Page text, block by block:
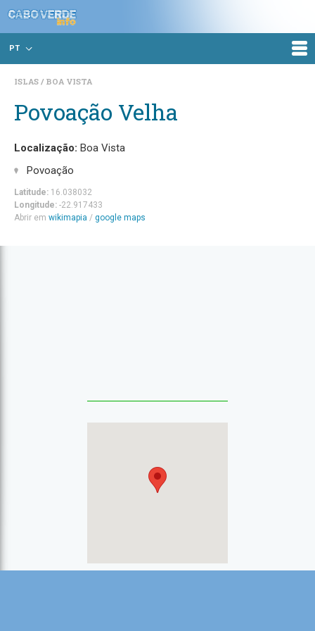
PT
ISLAS BOA VISTA
Povoação Velha
Localização: Boa Vista
Povoação
Latitude: 16.038032
Longitude: -22.917433
Abrir em wikimapia / google maps